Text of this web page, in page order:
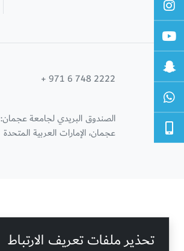
تحذير ملفات تعريف الارتباط
+ 971 6 748 2222
الصندوق البريدي لجامعة عجمان: 346
عجمان، الإمارات العربية المتحدة